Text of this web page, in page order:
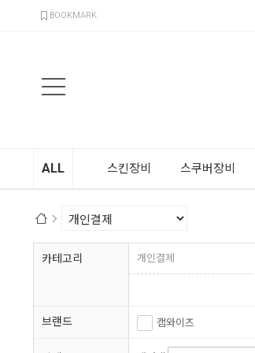
BOOKMARK
ALL 스킨장비 스쿠버장비
카테고리 개인결제
브랜드 캠와이즈